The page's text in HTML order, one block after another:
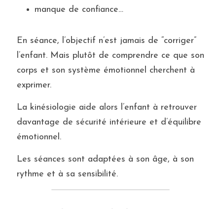
manque de confiance…
En séance, l’objectif n’est jamais de “corriger”
l’enfant. Mais plutôt de comprendre ce que son
corps et son système émotionnel cherchent à
exprimer.
La kinésiologie aide alors l’enfant à retrouver
davantage de sécurité intérieure et d’équilibre
émotionnel.
Les séances sont adaptées à son âge, à son
rythme et à sa sensibilité.